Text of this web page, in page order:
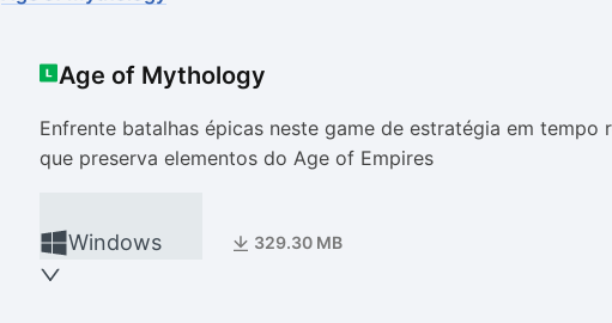
Age of Mythology
Enfrente batalhas épicas neste game de estratégia em tempo
que preserva elementos do Age of Empires
Windows 329.30 MB